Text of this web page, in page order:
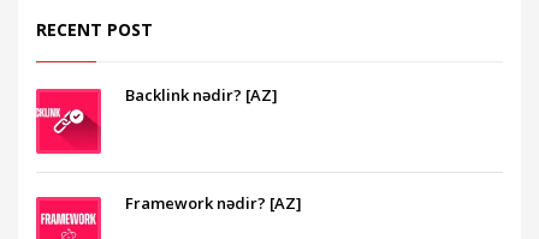
RECENT POST
Backlink nədir? [AZ]
Framework nədir? [AZ]